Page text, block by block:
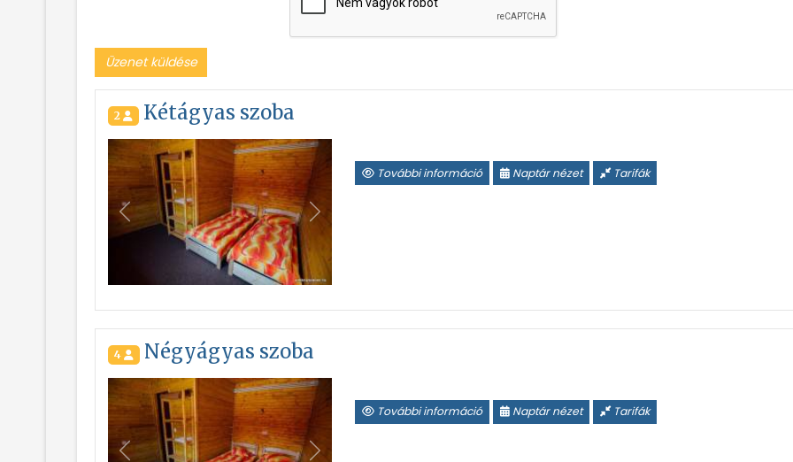
Üzenet küldése
2 Kétágyas szoba
Vissza Következő
További információ Naptár nézet Tarifák
4 Négyágyas szoba
További információ Naptár nézet Tarifák